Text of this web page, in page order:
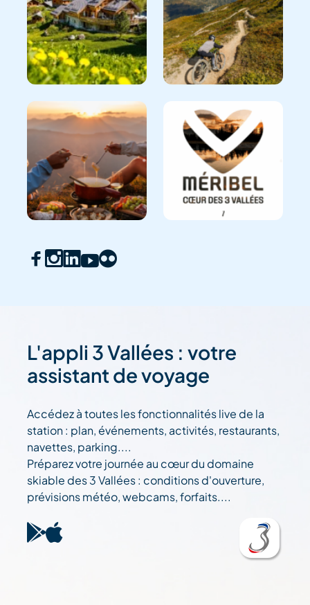
L'appli 3 Vallées : votre
assistant de voyage
Accédez à toutes les fonctionnalités live de la
station : plan, événements, activités, restaurants,
navettes, parking....
Préparez votre journée au cœur du domaine
skiable des 3 Vallées : conditions d'ouverture,
prévisions météo, webcams, forfaits....